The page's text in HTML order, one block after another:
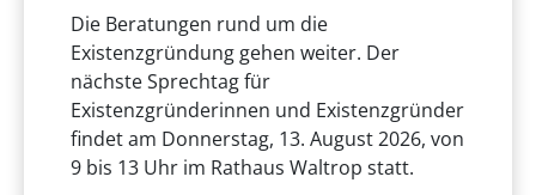
Die Beratungen rund um die
Existenzgründung gehen weiter. Der
nächste Sprechtag für
Existenzgründerinnen und Existenzgründer
findet am Donnerstag, 13. August 2026, von
9 bis 13 Uhr im Rathaus Waltrop statt.